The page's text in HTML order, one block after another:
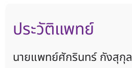
ประวัติแพทย์
นายแพทย์ศักรินทร์ กังสุกุล